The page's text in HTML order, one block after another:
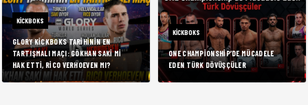
KICKBOKS
GLORY KICKBOKS TARIHININ EN
TARTIŞMALI MAÇI: GÖKHAN SAKI MI
HAK ETTI, RICO VERHOEVEN MI?
KICKBOKS
ONE CHAMPIONSHIP’DE MÜCADELE
EDEN TÜRK DÖVÜŞÇÜLER